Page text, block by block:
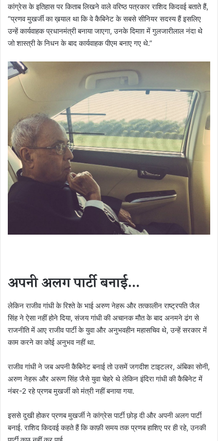
कांग्रेस के इतिहास पर किताब लिखने वाले वरिष्ठ पत्रकार राशिद किदवई बताते हैं,
“प्रणव मुखर्जी का ख़याल था कि वे कैबिनेट के सबसे सीनियर सदस्य हैं इसलिए
उन्हें कार्यवाहक प्रधानमंत्री बनाया जाएगा, उनके दिमाग़ में गुलजारीलाल नंदा थे
जो शास्त्री के निधन के बाद कार्यवाहक पीएम बनाए गए थे.”
अपनी अलग पार्टी बनाई…
लेकिन राजीव गांधी के रिश्ते के भाई अरुण नेहरू और तत्कालीन राष्ट्रपति जैल
सिंह ने ऐसा नहीं होने दिया, संजय गांधी की अचानक मौत के बाद अनमने ढंग से
राजनीति में आए राजीव पार्टी के युवा और अनुभवहीन महासचिव थे, उन्हें सरकार में
काम करने का कोई अनुभव नहीं था.
राजीव गांधी ने जब अपनी कैबिनेट बनाई तो उसमें जगदीश टाइटलर, अंबिका सोनी,
अरुण नेहरू और अरूण सिंह जैसे युवा चेहरे थे लेकिन इंदिरा गांधी की कैबिनेट में
नंबर-2 रहे प्रणब मुखर्जी को मंत्री नहीं बनाया गया.
इससे दुखी होकर प्रणब मुखर्जी ने कांग्रेस पार्टी छोड़ दी और अपनी अलग पार्टी
बनाई. राशिद किदवई कहते हैं कि काफ़ी समय तक प्रणब हाशिए पर ही रहे, उनकी